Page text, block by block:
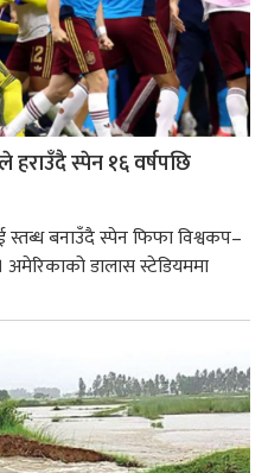
हराउँदै स्पेन १६ वर्षपछि
स्तब्ध बनाउँदै स्पेन फिफा विश्वकप–
डालास स्टेडियममा